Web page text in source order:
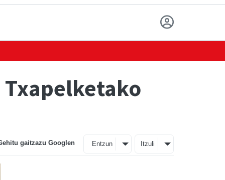
Txapelketako
gaitzazu Googlen Entzun Itzuli